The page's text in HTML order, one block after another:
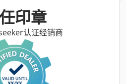
印章
认证经销商